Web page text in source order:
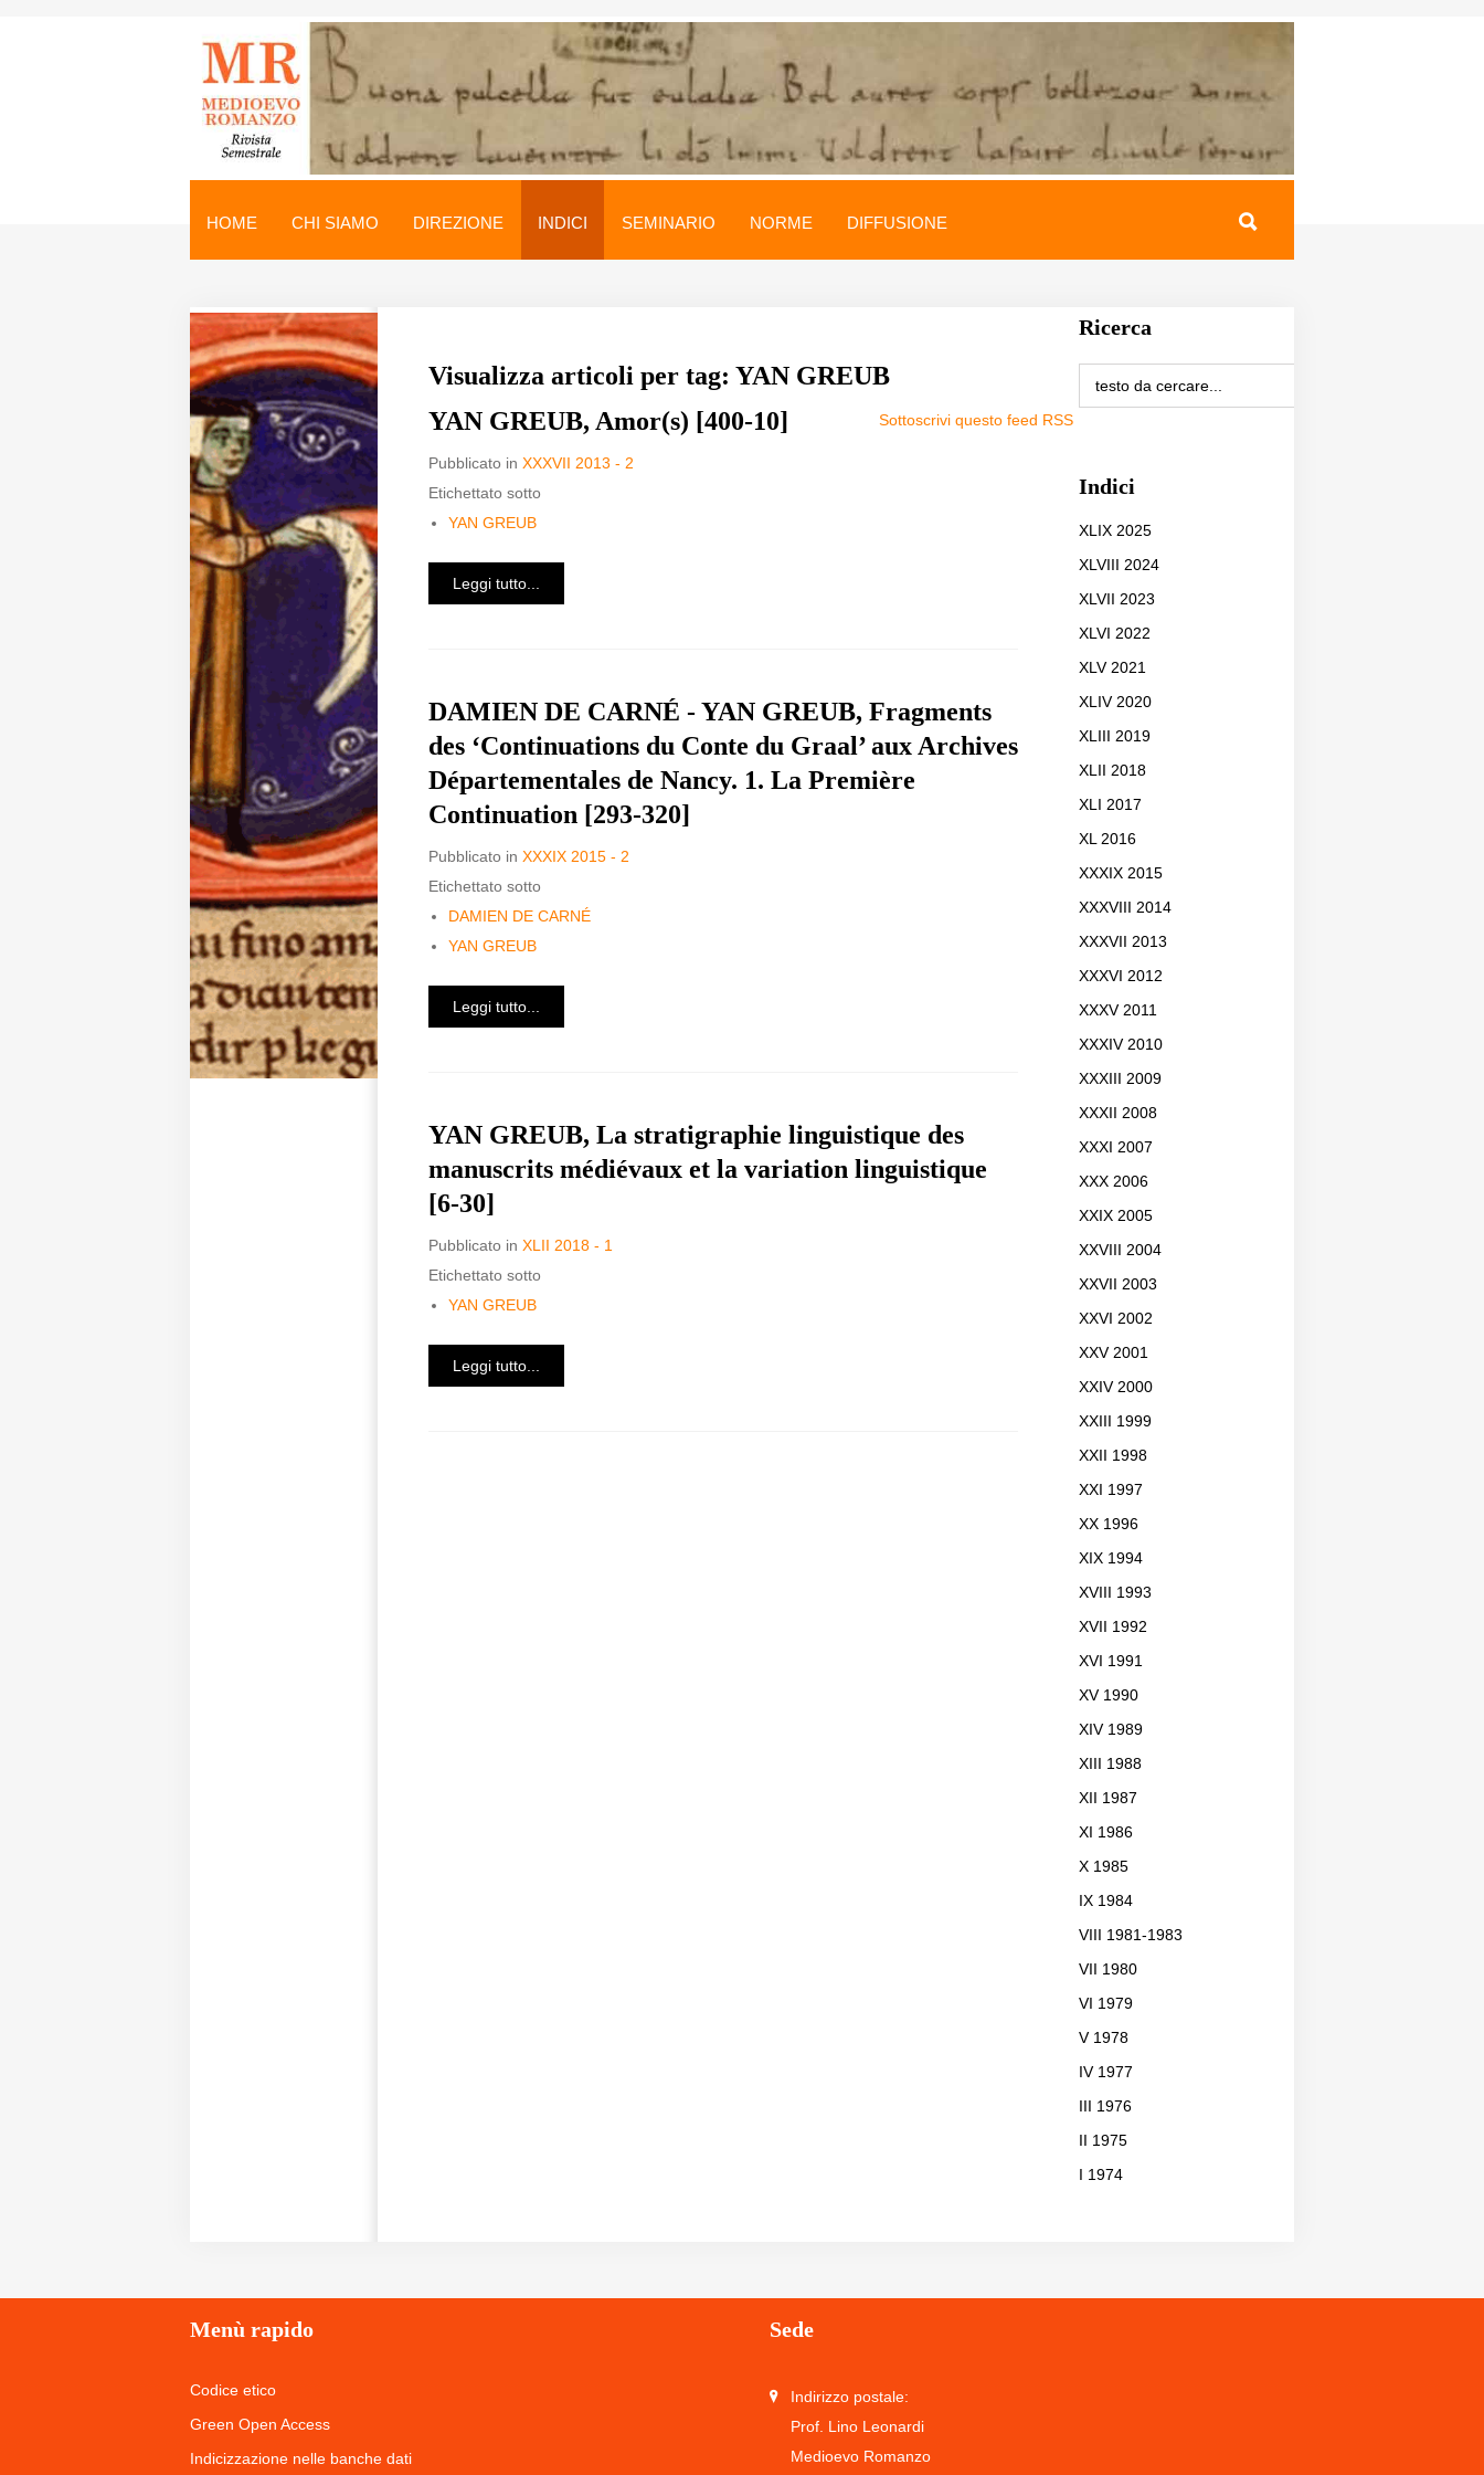
Medioevo Romanzo
direzione@medioevoromanzo.it
HOME CHI SIAMO DIREZIONE INDICI SEMINARIO NORME DIFFUSIONE
Visualizza articoli per tag: YAN GREUB
Sottoscrivi questo feed RSS
YAN GREUB, Amor(s) [400-10]
Pubblicato in XXXVII 2013 - 2
Etichettato sotto
YAN GREUB
Leggi tutto...
DAMIEN DE CARNÉ - YAN GREUB, Fragments
des ‘Continuations du Conte du Graal’ aux Archives
Départementales de Nancy. 1. La Première
Continuation [293-320]
Pubblicato in XXXIX 2015 - 2
Etichettato sotto
DAMIEN DE CARNÉ
YAN GREUB
Leggi tutto...
YAN GREUB, La stratigraphie linguistique des
manuscrits médiévaux et la variation linguistique
[6-30]
Pubblicato in XLII 2018 - 1
Etichettato sotto
YAN GREUB
Leggi tutto...
Ricerca
Indici
XLIX 2025
XLVIII 2024
XLVII 2023
XLVI 2022
XLV 2021
XLIV 2020
XLIII 2019
XLII 2018
XLI 2017
XL 2016
XXXIX 2015
XXXVIII 2014
XXXVII 2013
XXXVI 2012
XXXV 2011
XXXIV 2010
XXXIII 2009
XXXII 2008
XXXI 2007
XXX 2006
XXIX 2005
XXVIII 2004
XXVII 2003
XXVI 2002
XXV 2001
XXIV 2000
XXIII 1999
XXII 1998
XXI 1997
XX 1996
XIX 1994
XVIII 1993
XVII 1992
XVI 1991
XV 1990
XIV 1989
XIII 1988
XII 1987
XI 1986
X 1985
IX 1984
VIII 1981-1983
VII 1980
VI 1979
V 1978
IV 1977
III 1976
II 1975
I 1974
Menù rapido
Codice etico
Green Open Access
Indicizzazione nelle banche dati
Sede
Indirizzo postale:
Prof. Lino Leonardi
Medioevo Romanzo